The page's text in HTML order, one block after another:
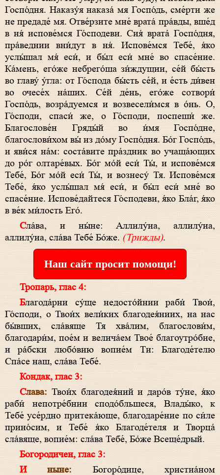
Госпо́дня. Наказу́я наказа́ мя Госпо́дь, сме́рти же
не предаде́ мя. Отве́рзите мне́ врата́ пра́вды, вше́д
в ня́ испове́мся Го́сподеви. Сия́ врата́ Госпо́дня,
пра́веднии вни́дут в ня́. Испове́мся Тебе́, я́ко
услы́шал мя́ еси́, и бы́л еси́ мне́ во спасе́ние.
Ка́мень, его́же небрего́ша зи́ждущии, се́й бы́сть
во главу́ у́гла: от Го́спода бы́сть се́й, и е́сть ди́вен
во очесе́х на́ших. Се́й де́нь, его́же сотвори́
Госпо́дь, возра́дуемся и возвесели́мся в о́нь. О,
Го́споди, спаси́ же, о Го́споди, поспеши́ же.
Благослове́н Гряды́й во и́мя Госпо́дне,
благослови́хом вы́ из до́му Госпо́дня. Бо́г Госпо́дь,
и яви́ся на́м: соста́вите пра́здник во учаща́ющих
до ро́г олтаре́вых. Бо́г мо́й еси́ Ты́, и испове́мся
Тебе́, Бо́г мо́й еси́ Ты́, и вознесу́ Тя. Испове́мся
Тебе́, я́ко услы́шал мя́ еси́, и бы́л еси́ мне́ во
спасе́ние. Испове́дайтеся Го́сподеви, я́ко Бла́г, я́ко
в ве́к ми́лость Его́.
Сла́ва, и ны́не: Аллилу́иа, аллилу́иа,
аллилу́иа, сла́ва Тебе́ Бо́же.(Трижды).
Наш сайт просит помощи!
Тропарь, глас 4:
Благода́рни су́ще недосто́йнии раби́ Твои́,
Го́споди, о Твои́х вели́ких благодея́ниих, на нас
бы́вших, сла́вяще Тя хва́лим, благослови́м,
благодари́м, пое́м и велича́ем Твое́ благоутро́бие,
и ра́бски любо́вию вопие́м Ти: Благоде́телю
Спа́се наш, сла́ва Тебе́.
Кондак, глас 3:
Слава:Твои́х благодея́ний и даро́в ту́не, я́ко
раби́ непотре́бнии сподо́бльшеся, Влады́ко, к
Тебе́ усе́рдно притека́юще, благодаре́ние по си́ле
прино́сим, и Тебе́ я́ко Благоде́теля и Творца́
сла́вяще, вопие́м: сла́ва Тебе́, Бо́же Всеще́дрый.
Богородичен, глас 3:
И ныне:Богоро́дице, христиа́ном